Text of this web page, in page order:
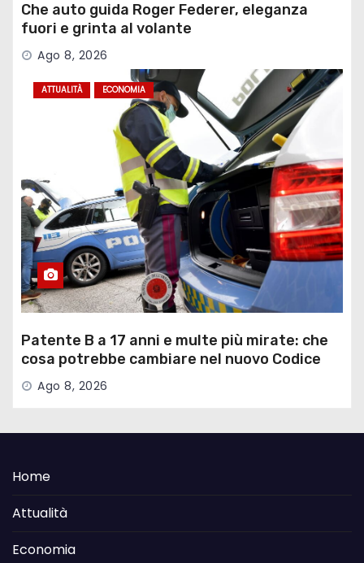
Che auto guida Roger Federer, eleganza
fuori e grinta al volante
Ago 8, 2026
ATTUALITÀ ECONOMIA
Patente B a 17 anni e multe più mirate: che
cosa potrebbe cambiare nel nuovo Codice
della Strada
Ago 8, 2026
Home
Attualità
Economia